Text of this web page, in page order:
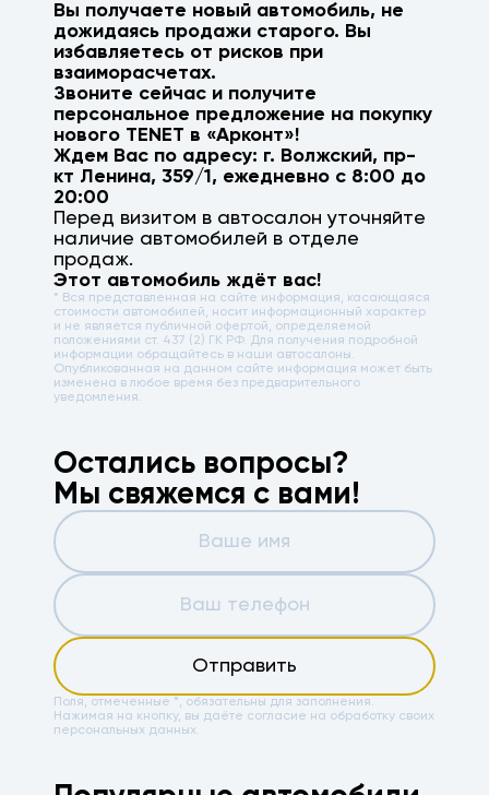
Вы получаете новый автомобиль, не
дожидаясь продажи старого. Вы
избавляетесь от рисков при
взаиморасчетах.
Звоните сейчас и получите
персональное предложение на покупку
нового TENET в «Арконт»!
Ждем Вас по адресу: г. Волжский, пр-
кт Ленина, 359/1 , ежедневно с 8:00 до
20:00
Перед визитом в автосалон уточняйте
наличие автомобилей в отделе
продаж.
Этот автомобиль ждёт вас!
* Вся представленная на сайте информация, касающаяся
стоимости автомобилей, носит информационный характер
и не является публичной офертой, определяемой
положениями ст. 437 (2) ГК РФ. Для получения подробной
информации обращайтесь в наши автосалоны.
Опубликованная на данном сайте информация может быть
изменена в любое время без предварительного
уведомления.
Остались вопросы?
Мы свяжемся с вами!
Отправить
Поля, отмеченные *, обязательны для заполнения.
Нажимая на кнопку, вы даёте согласие на обработку своих
персональных данных.